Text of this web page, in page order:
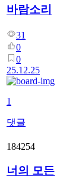
바람소리
31
0
0
25.12.25
1
댓글
184254
너의 모든